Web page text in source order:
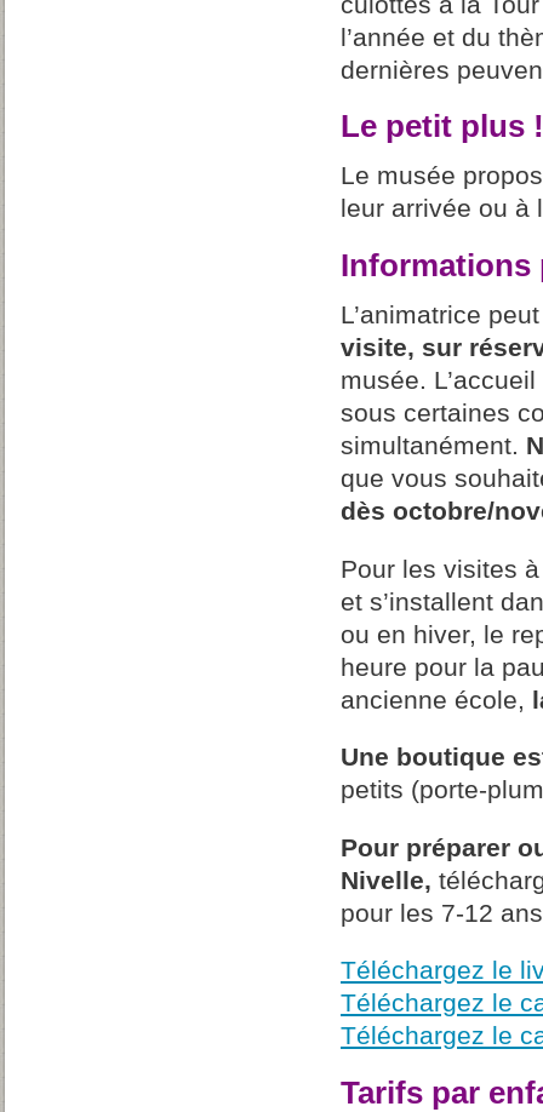
l’année et du
dernières
Le petit plus !
Le musée
leur arrivée ou à
Informations
L’animatrice
visite, sur
musée.
sous certaines
simultanément.
que vous
dès octobre/
Pour les visites
et s’installent
ou en hiver, le
heure pour la
ancienne école,
Une boutique
petits (porte-
Pour préparer
Nivelle,
pour les 7-12
Téléchargez le
Téléchargez le
Téléchargez le
Tarifs par